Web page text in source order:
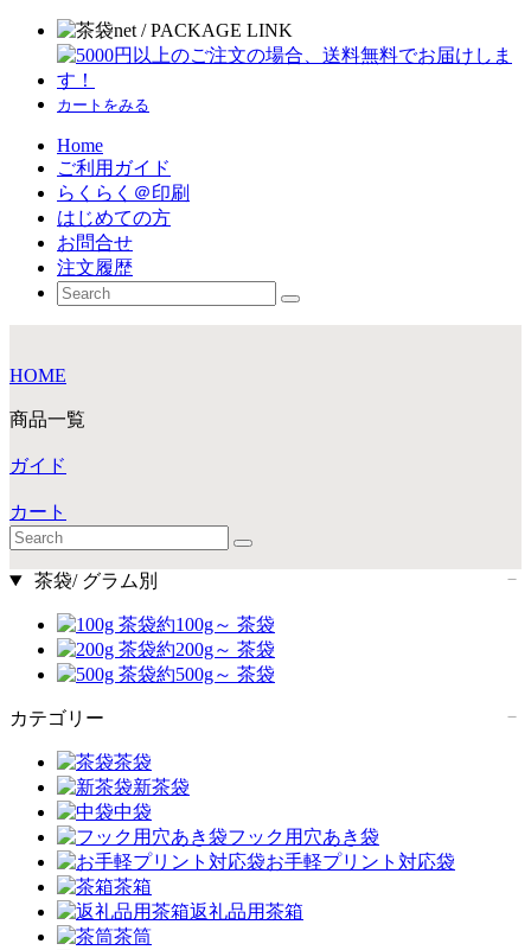
カートをみる
Home
ご利用ガイド
らくらく＠印刷
はじめての方
お問合せ
注文履歴
HOME
商品一覧
ガイド
カート
茶袋/ グラム別
約100g～ 茶袋
約200g～ 茶袋
約500g～ 茶袋
カテゴリー
茶袋
新茶袋
中袋
フック用穴あき袋
お手軽プリント対応袋
茶箱
返礼品用茶箱
茶筒